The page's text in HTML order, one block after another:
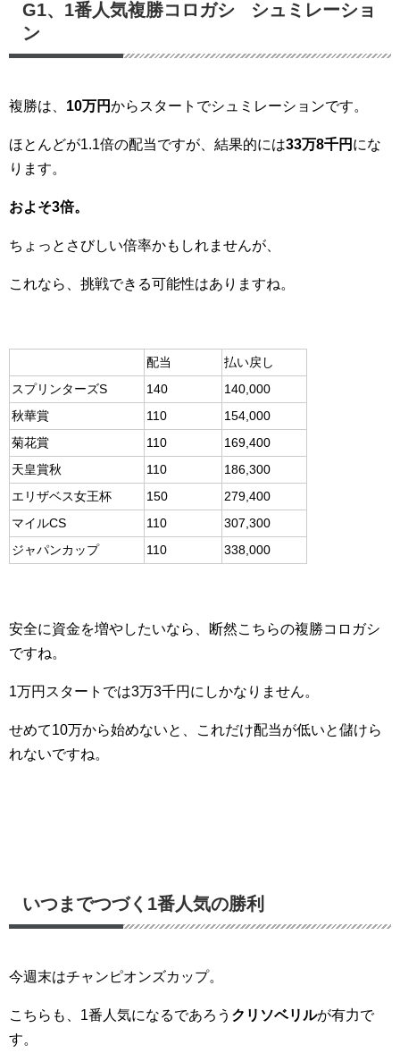
G1、1番人気複勝コロガシ シュミレーショ
ン
複勝は、 10万円からスタートでシュミレーションです。
ほとんどが1.1倍の配当ですが、結果的には33万8千円 にな
ります。
およそ3倍。
ちょっとさびしい倍率かもしれませんが、
これなら、挑戦できる可能性はありますね。
配当
払い戻し
スプリンターズS
140
140,000
秋華賞
110
154,000
菊花賞
110
169,400
天皇賞秋
110
186,300
エリザベス女王杯
150
279,400
マイルCS
110
307,300
ジャパンカップ
110 338,000
安全に資金を増やしたいなら、断然こちらの複勝コロガシ
ですね。
1万円スタートでは3万3千円にしかなりません。
せめて10万から始めないと、これだけ配当が低いと儲けら
れないですね。
いつまでつづく1番人気の勝利
今週末はチャンピオンズカップ。
こちらも、1番人気になるであろう クリソベリルが有力で
す。